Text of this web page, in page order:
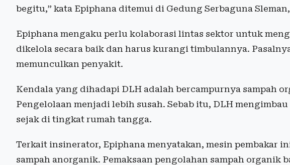
begitu,” kata Epiphana ditemui di Gedung Serbaguna
Epiphana mengaku perlu kolaborasi lintas sektor untuk
dikelola secara baik dan harus kurangi timbulannya.
memunculkan penyakit.
Kendala yang dihadapi DLH adalah bercampurnya sampah
Pengelolaan menjadi lebih susah. Sebab itu, DLH
sejak di tingkat rumah tangga.
Terkait insinerator, Epiphana menyatakan, mesin pembakar
sampah anorganik. Pemaksaan pengolahan sampah organik